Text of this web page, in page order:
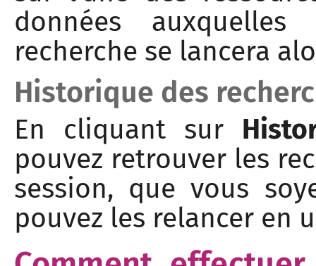
données
recherche se lancera
Historique des
En cliquant sur
pouvez retrouver les
session, que vous
pouvez les relancer en